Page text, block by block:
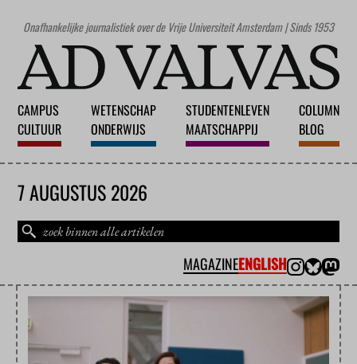
Onafhankelijke journalistiek over de Vrije Universiteit Amsterdam | Sinds 1953
CAMPUS
CULTUUR
WETENSCHAP
ONDERWIJS
STUDENTENLEVEN
MAATSCHAPPIJ
COLUMN
BLOG
7 AUGUSTUS 2026
MAGAZINEENGLISH